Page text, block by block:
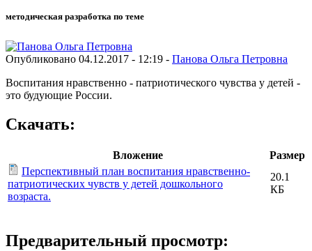
методическая разработка по теме
Опубликовано 04.12.2017 - 12:19 - Панова Ольга Петровна
Воспитания нравственно - патриотического чувства у детей -
это будующие России.
Скачать:
Вложение
Размер
Перспективный план воспитания нравственно-
патриотических чувств у детей дошкольного
возраста.
20.1
КБ
Предварительный просмотр: